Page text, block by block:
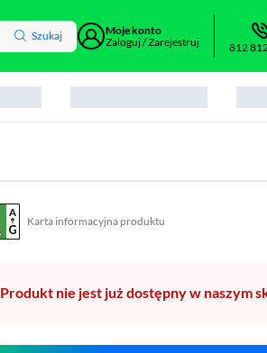
Szukaj
Moje konto
Zaloguj / Zarejestruj
812
Karta informacyjna produktu
Plik w formacie pdf
(otworzy się w nowym oknie)
Produkt nie jest już dostępny w naszym